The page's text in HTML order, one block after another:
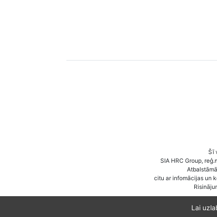
Lai
Šī
SIA HRC Group,
citu ar infomācijas un